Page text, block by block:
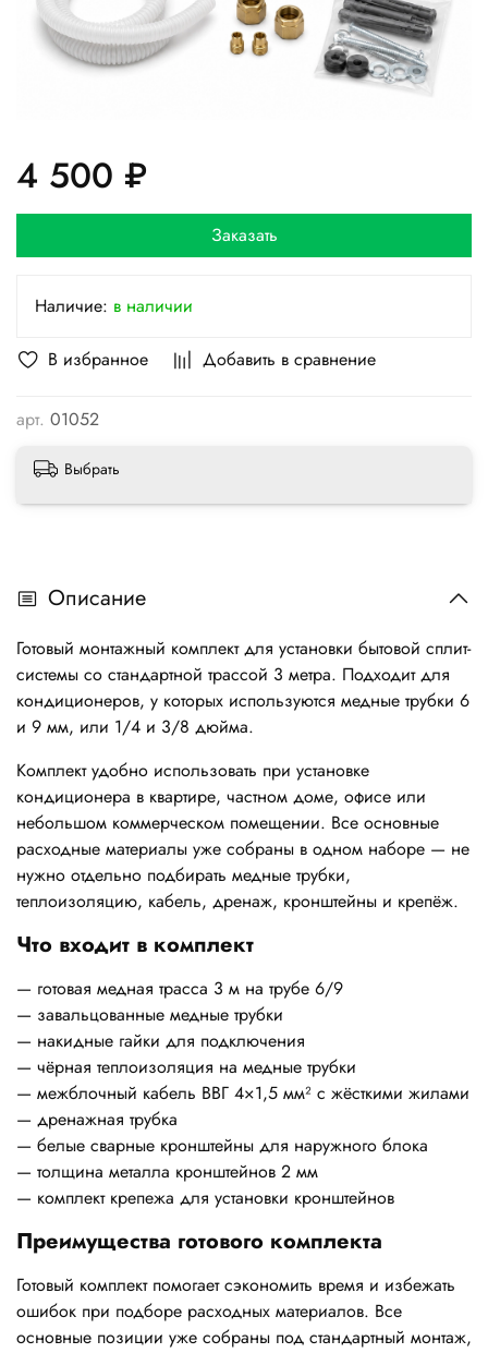
В избранное Добавить в сравнение
арт. 01052
4 500 ₽
Заказать
Наличие: в наличии
Выбрать
Описание
Готовый монтажный комплект для установки бытовой сплит-
системы со стандартной трассой 3 метра. Подходит для
кондиционеров, у которых используются медные трубки 6
и 9 мм, или 1/4 и 3/8 дюйма.
Комплект удобно использовать при установке
кондиционера в квартире, частном доме, офисе или
небольшом коммерческом помещении. Все основные
расходные материалы уже собраны в одном наборе — не
нужно отдельно подбирать медные трубки,
теплоизоляцию, кабель, дренаж, кронштейны и крепёж.
Что входит в комплект
— готовая медная трасса 3 м на трубе 6/9
— завальцованные медные трубки
— накидные гайки для подключения
— чёрная теплоизоляция на медные трубки
— межблочный кабель ВВГ 4×1,5 мм² с жёсткими жилами
— дренажная трубка
— белые сварные кронштейны для наружного блока
— толщина металла кронштейнов 2 мм
— комплект крепежа для установки кронштейнов
Преимущества готового комплекта
Готовый комплект помогает сэкономить время и избежать
ошибок при подборе расходных материалов. Все
основные позиции уже собраны под стандартный монтаж,